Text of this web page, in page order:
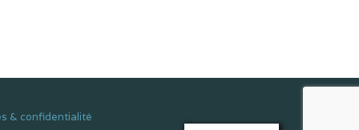
& confidentialité